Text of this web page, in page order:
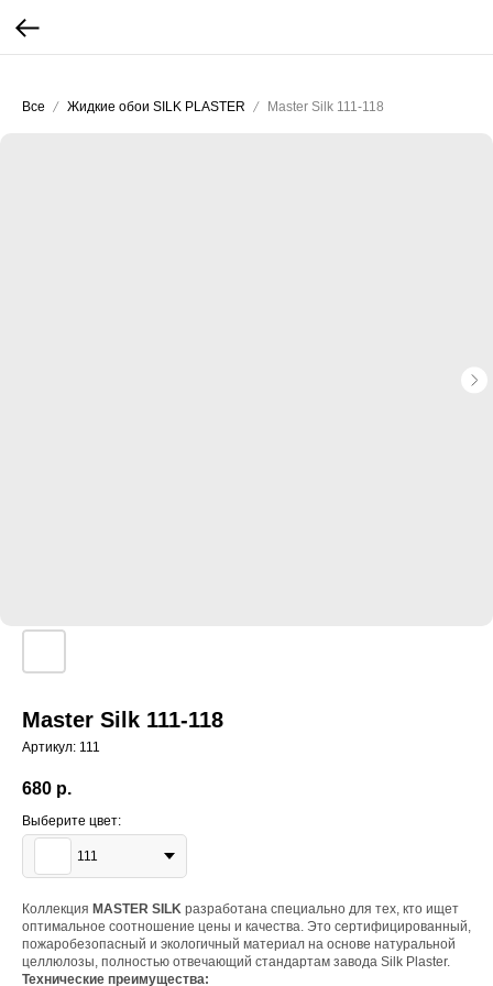
Все Жидкие обои SILK PLASTER Master Silk 111-118
Master Silk 111-118
Артикул: 111
680 р.
Выберите цвет:
111
Коллекция MASTER SILK разработана специально для тех, кто ищет
оптимальное соотношение цены и качества. Это сертифицированный,
пожаробезопасный и экологичный материал на основе натуральной
целлюлозы, полностью отвечающий стандартам завода Silk Plaster.
Технические преимущества: